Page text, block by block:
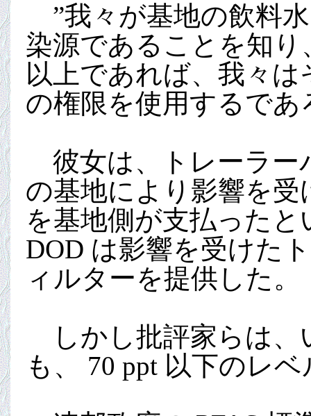
”我々が基地の飲料
染源であることを知
以上であれば、我々
の権限を使用するで
彼女は、トレーラー
の基地により影響を
を基地側が支払った
DOD は影響を受けた
ィルターを提供した。
しかし批評家らは、
も、 70 ppt 以下のレ